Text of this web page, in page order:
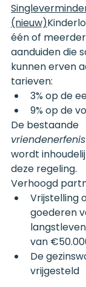
(nieuw)
één of
aanduiden die
kunnen erven
tarieven:
3% op de
9% op de
De bestaande
vriendenerfenis
wordt
deze regeling.
Verhoogd
Vrijstelling
goederen
van
De
vrijgesteld